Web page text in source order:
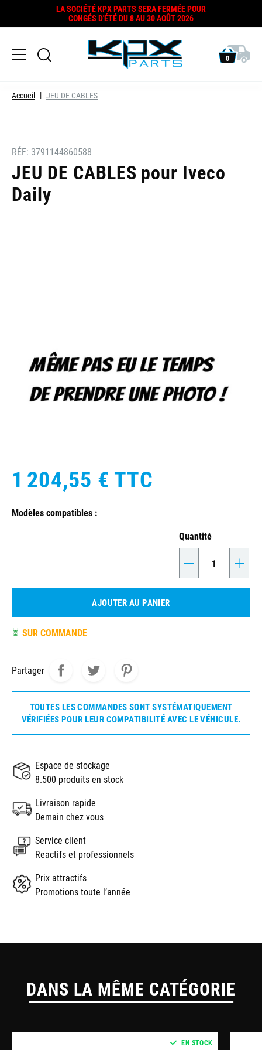
LA SOCIÉTÉ KPX PARTS SERA FERMÉE POUR
CONGÉS D'ÉTÉ DU 8 AU 30 AOÛT 2026
0
Accueil JEU DE CABLES
RÉF: 3791144860588
JEU DE CABLES pour Iveco
Daily
1 204,55 € TTC
Modèles compatibles :
Quantité
- +
AJOUTER AU PANIER
⏳ SUR COMMANDE
Partager
TOUTES LES COMMANDES SONT SYSTÉMATIQUEMENT
VÉRIFIÉES POUR LEUR COMPATIBILITÉ AVEC LE VÉHICULE.
Espace de stockage
8.500 produits en stock
Livraison rapide
Demain chez vous
Service client
Reactifs et professionnels
Prix attractifs
Promotions toute l’année
DANS LA MÊME CATÉGORIE
EN STOCK